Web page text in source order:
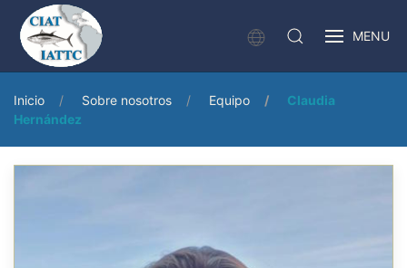
MENU
Inicio Sobre nosotros Equipo
Claudia
Hernández